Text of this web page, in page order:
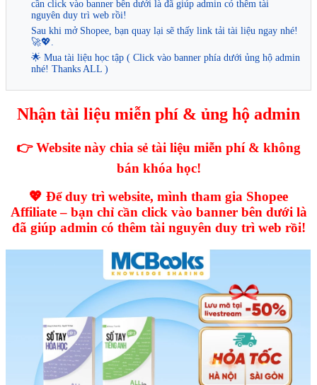
cần click vào banner bên dưới là đã giúp admin có thêm tài
nguyên duy trì web rồi!
Sau khi mở Shopee, bạn quay lại sẽ thấy link tải tài liệu ngay nhé!
🚀💖.
🌟 Mua tài liệu học tập ( Click vào banner phía dưới ủng hộ admin
nhé! Thanks ALL )
Nhận tài liệu miễn phí & ủng hộ admin
👉 Website này chia sẻ tài liệu miễn phí & không
bán khóa học!
💖 Để duy trì website, mình tham gia Shopee
Affiliate – bạn chỉ cần click vào banner bên dưới là
đã giúp admin có thêm tài nguyên duy trì web rồi!